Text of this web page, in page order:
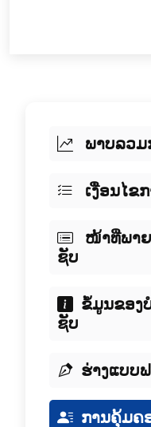
ພາບລວມ
ເງື່ອນໄຂ
ໜ້າທີ່ພາ
ຊັບ
ຂໍ້ມູນຂອງ
ຊັບ
ຮ່າງແບບ
ການຄຸ້ມຄ